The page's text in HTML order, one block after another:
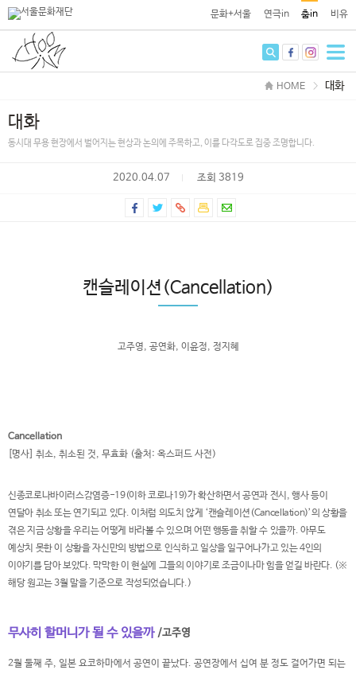
본문 바로가기 문화+서울 연극in 춤in 비유
HOME 대화
대화
동시대 무용 현장에서 벌어지는 현상과 논의에 주목하고, 이를 다각도로 집중 조명합니다.
2020.04.07 조회 3819
캔슬레이션(Cancellation)
고주영, 공연화, 이윤정, 정지혜
Cancellation
[명사] 취소, 취소된 것, 무효화 (출처: 옥스퍼드 사전)
신종코로나바이러스감염증-19(이하 코로나19)가 확산하면서 공연과 전시, 행사 등이
연달아 취소 또는 연기되고 있다. 이처럼 의도치 않게 ‘캔슬레이션(Cancellation)’의 상황을
겪은 지금 상황을 우리는 어떻게 바라볼 수 있으며 어떤 행동을 취할 수 있을까. 아무도
예상치 못한 이 상황을 자신만의 방법으로 인식하고 일상을 일구어나가고 있는 4인의
이야기를 담아 보았다. 막막한 이 현실에 그들의 이야기로 조금이나마 힘을 얻길 바란다. (※
해당 원고는 3월 말을 기준으로 작성되었습니다.)
무사히 할머니가 될 수 있을까 /고주영
2월 둘째 주, 일본 요코하마에서 공연이 끝났다. 공연장에서 십여 분 정도 걸어가면 되는